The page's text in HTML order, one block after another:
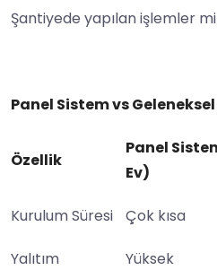
Şantiyede yapılan işlemler
Panel Sistem vs Geleneksel
Özellik
Panel
Ev)
Kurulum Süresi Çok kısa
Yalıtım Yüksek